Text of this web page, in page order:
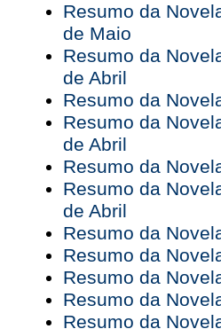
Resumo da
de Maio
Resumo da
de Abril
Resumo da
Resumo da
de Abril
Resumo da
Resumo da
de Abril
Resumo da
Resumo da
Resumo da
Resumo da
Resumo da